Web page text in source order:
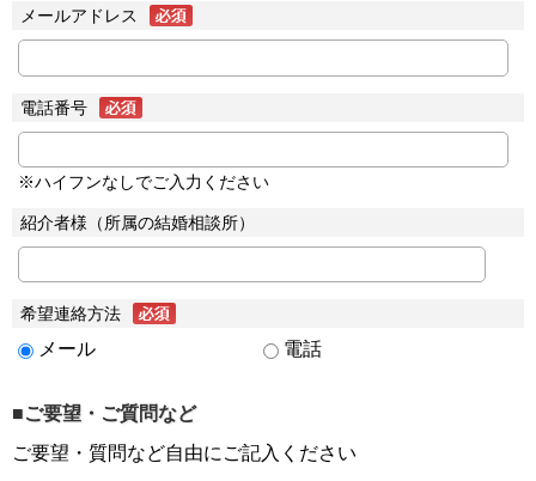
メールアドレス
電話番号
※ハイフンなしでご入力ください
紹介者様（所属の結婚相談所）
希望連絡方法
メール 電話
■ご要望・ご質問など
ご要望・質問など自由にご記入ください